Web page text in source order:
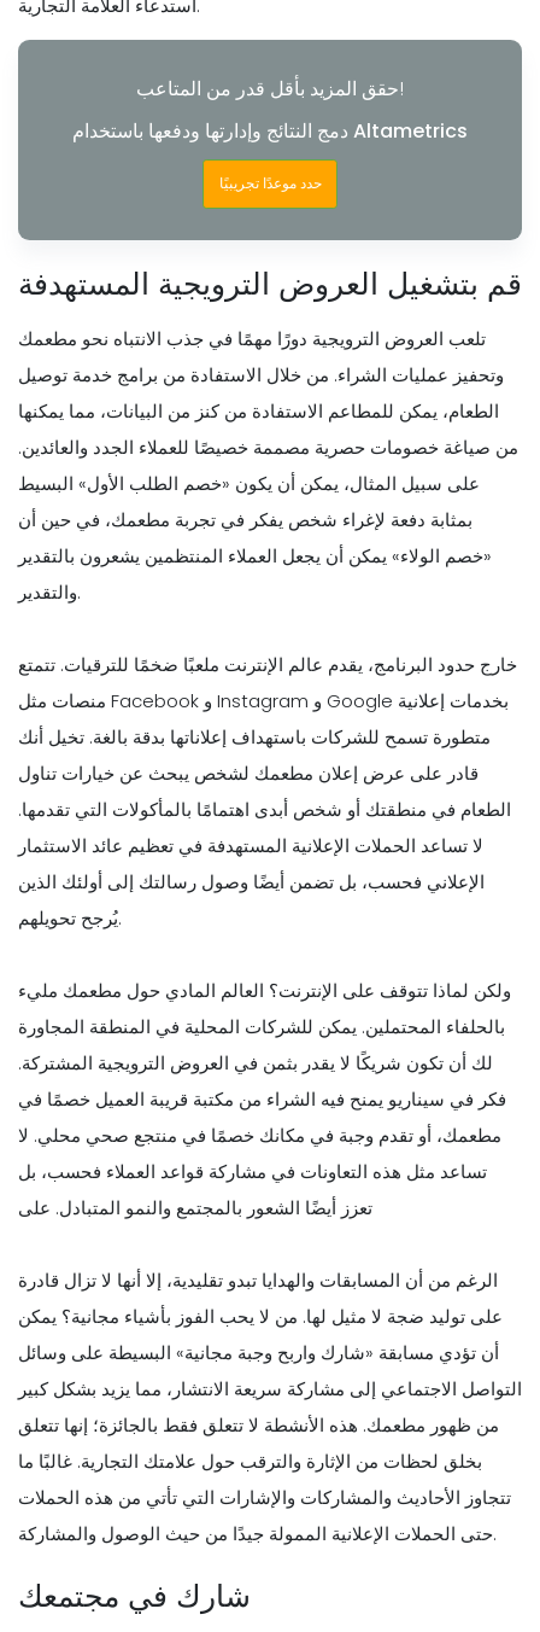
استدعاء العلامة التجارية.
حقق المزيد بأقل قدر من المتاعب!
دمج النتائج وإدارتها ودفعها باستخدام Altametrics
حدد موعدًا تجريبيًا
قم بتشغيل العروض الترويجية المستهدفة
تلعب العروض الترويجية دورًا مهمًا في جذب الانتباه نحو مطعمك
وتحفيز عمليات الشراء. من خلال الاستفادة من برامج خدمة توصيل
الطعام، يمكن للمطاعم الاستفادة من كنز من البيانات، مما يمكنها
من صياغة خصومات حصرية مصممة خصيصًا للعملاء الجدد والعائدين.
على سبيل المثال، يمكن أن يكون «خصم الطلب الأول» البسيط
بمثابة دفعة لإغراء شخص يفكر في تجربة مطعمك، في حين أن
«خصم الولاء» يمكن أن يجعل العملاء المنتظمين يشعرون بالتقدير
والتقدير.
خارج حدود البرنامج، يقدم عالم الإنترنت ملعبًا ضخمًا للترقيات. تتمتع
منصات مثل Facebook و Instagram و Google بخدمات إعلانية
متطورة تسمح للشركات باستهداف إعلاناتها بدقة بالغة. تخيل أنك
قادر على عرض إعلان مطعمك لشخص يبحث عن خيارات تناول
الطعام في منطقتك أو شخص أبدى اهتمامًا بالمأكولات التي تقدمها.
لا تساعد الحملات الإعلانية المستهدفة في تعظيم عائد الاستثمار
الإعلاني فحسب، بل تضمن أيضًا وصول رسالتك إلى أولئك الذين
يُرجح تحويلهم.
ولكن لماذا تتوقف على الإنترنت؟ العالم المادي حول مطعمك مليء
بالحلفاء المحتملين. يمكن للشركات المحلية في المنطقة المجاورة
لك أن تكون شريكًا لا يقدر بثمن في العروض الترويجية المشتركة.
فكر في سيناريو يمنح فيه الشراء من مكتبة قريبة العميل خصمًا في
مطعمك، أو تقدم وجبة في مكانك خصمًا في منتجع صحي محلي. لا
تساعد مثل هذه التعاونات في مشاركة قواعد العملاء فحسب، بل
تعزز أيضًا الشعور بالمجتمع والنمو المتبادل. على
الرغم من أن المسابقات والهدايا تبدو تقليدية، إلا أنها لا تزال قادرة
على توليد ضجة لا مثيل لها. من لا يحب الفوز بأشياء مجانية؟ يمكن
أن تؤدي مسابقة «شارك واربح وجبة مجانية» البسيطة على وسائل
التواصل الاجتماعي إلى مشاركة سريعة الانتشار، مما يزيد بشكل كبير
من ظهور مطعمك. هذه الأنشطة لا تتعلق فقط بالجائزة؛ إنها تتعلق
بخلق لحظات من الإثارة والترقب حول علامتك التجارية. غالبًا ما
تتجاوز الأحاديث والمشاركات والإشارات التي تأتي من هذه الحملات
حتى الحملات الإعلانية الممولة جيدًا من حيث الوصول والمشاركة.
شارك في مجتمعك